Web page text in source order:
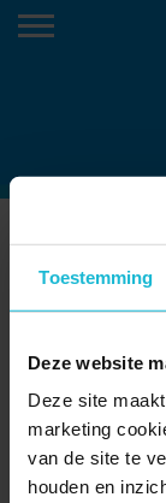
Toestemming
Deze website
Deze site
marketing
van de site te
houden en
FV-